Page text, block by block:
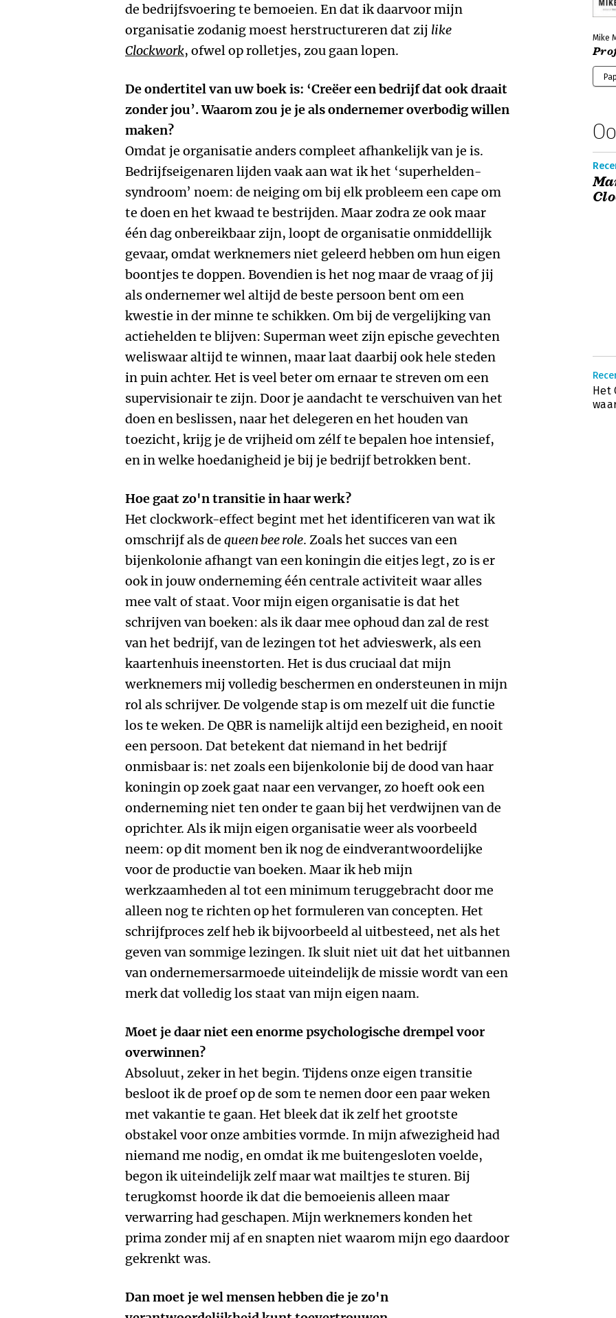
de bedrijfsvoering te bemoeien. En dat ik daarvoor mijn
organisatie zodanig moest herstructureren dat zij like
Clockwork, ofwel op rolletjes, zou gaan lopen.
De ondertitel van uw boek is: ‘Creëer een bedrijf dat ook draait
zonder jou’. Waarom zou je je als ondernemer overbodig willen
maken?
Omdat je organisatie anders compleet afhankelijk van je is.
Bedrijfseigenaren lijden vaak aan wat ik het ‘superhelden-
syndroom’ noem: de neiging om bij elk probleem een cape om
te doen en het kwaad te bestrijden. Maar zodra ze ook maar
één dag onbereikbaar zijn, loopt de organisatie onmiddellijk
gevaar, omdat werknemers niet geleerd hebben om hun eigen
boontjes te doppen. Bovendien is het nog maar de vraag of jij
als ondernemer wel altijd de beste persoon bent om een
kwestie in der minne te schikken. Om bij de vergelijking van
actiehelden te blijven: Superman weet zijn epische gevechten
weliswaar altijd te winnen, maar laat daarbij ook hele steden
in puin achter. Het is veel beter om ernaar te streven om een
supervisionair te zijn. Door je aandacht te verschuiven van het
doen en beslissen, naar het delegeren en het houden van
toezicht, krijg je de vrijheid om zélf te bepalen hoe intensief,
en in welke hoedanigheid je bij je bedrijf betrokken bent.
Hoe gaat zo'n transitie in haar werk?
Het clockwork-effect begint met het identificeren van wat ik
omschrijf als de queen bee role. Zoals het succes van een
bijenkolonie afhangt van een koningin die eitjes legt, zo is er
ook in jouw onderneming één centrale activiteit waar alles
mee valt of staat. Voor mijn eigen organisatie is dat het
schrijven van boeken: als ik daar mee ophoud dan zal de rest
van het bedrijf, van de lezingen tot het advieswerk, als een
kaartenhuis ineenstorten. Het is dus cruciaal dat mijn
werknemers mij volledig beschermen en ondersteunen in mijn
rol als schrijver. De volgende stap is om mezelf uit die functie
los te weken. De QBR is namelijk altijd een bezigheid, en nooit
een persoon. Dat betekent dat niemand in het bedrijf
onmisbaar is: net zoals een bijenkolonie bij de dood van haar
koningin op zoek gaat naar een vervanger, zo hoeft ook een
onderneming niet ten onder te gaan bij het verdwijnen van de
oprichter. Als ik mijn eigen organisatie weer als voorbeeld
neem: op dit moment ben ik nog de eindverantwoordelijke
voor de productie van boeken. Maar ik heb mijn
werkzaamheden al tot een minimum teruggebracht door me
alleen nog te richten op het formuleren van concepten. Het
schrijfproces zelf heb ik bijvoorbeeld al uitbesteed, net als het
geven van sommige lezingen. Ik sluit niet uit dat het uitbannen
van ondernemersarmoede uiteindelijk de missie wordt van een
merk dat volledig los staat van mijn eigen naam.
Moet je daar niet een enorme psychologische drempel voor
overwinnen?
Absoluut, zeker in het begin. Tijdens onze eigen transitie
besloot ik de proef op de som te nemen door een paar weken
met vakantie te gaan. Het bleek dat ik zelf het grootste
obstakel voor onze ambities vormde. In mijn afwezigheid had
niemand me nodig, en omdat ik me buitengesloten voelde,
begon ik uiteindelijk zelf maar wat mailtjes te sturen. Bij
terugkomst hoorde ik dat die bemoeienis alleen maar
verwarring had geschapen. Mijn werknemers konden het
prima zonder mij af en snapten niet waarom mijn ego daardoor
gekrenkt was.
Dan moet je wel mensen hebben die je zo'n
Mike
Het